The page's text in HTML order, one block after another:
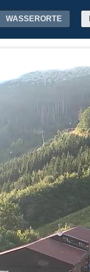
WASSERORTE